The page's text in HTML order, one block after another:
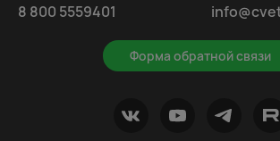
8 800 5559401
Форма обратной связи